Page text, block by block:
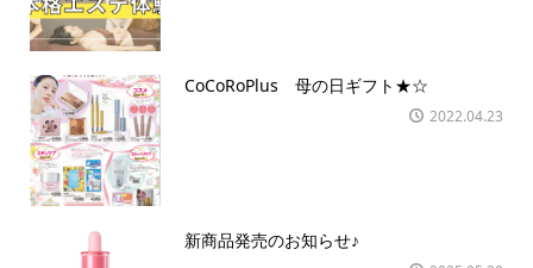
CoCoRoPlus 母の日ギフト★☆
2022.04.23
新商品発売のお知らせ♪